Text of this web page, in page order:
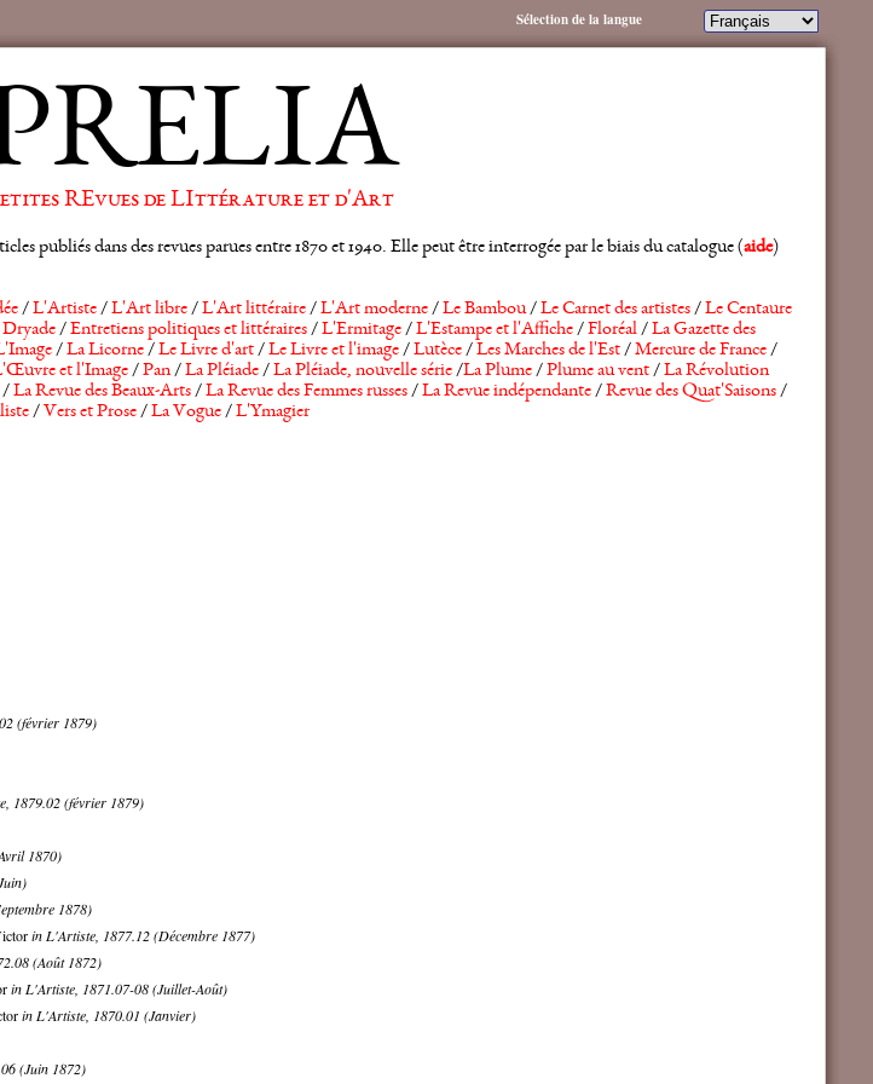
REvues de LIttérature et d'Art
publiés dans des revues parues entre 1870 et 1940. Elle peut être interrogée par le biais du catalogue (aide)
/L'Artiste/L'Art libre/L'Art littéraire/L'Art moderne/Le Bambou/Le Carnet des artistes/Le Centaure
Dryade/Entretiens politiques et littéraires/L'Ermitage/L'Estampe et l'Affiche/Floréal/La Gazette des
/La Licorne/Le Livre d'art/Le Livre et l'image/Lutèce/Les Marches de l'Est/Mercure de France/
et l'Image/Pan/La Pléiade/La Pléiade, nouvelle série/La Plume/Plume au vent/La Révolution
/La Revue des Beaux-Arts/La Revue des Femmes russes/La Revue indépendante/Revue des Quat'Saisons/
/ Vers et Prose/La Vogue/L'Ymagier
(février 1879)
1879.02 (février 1879)
1870)
1878)
in L'Artiste, 1877.12 (Décembre 1877)
(Août 1872)
in L'Artiste, 1871.07-08 (Juillet-Août)
in L'Artiste, 1870.01 (Janvier)
(Juin 1872)
Sélection de la langue